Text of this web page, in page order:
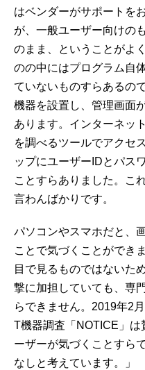
はベンダーがサポートを
が、一般ユーザー向けの
のまま、ということがよ
のの中にはプログラム自
ていないものすらあるの
機器を設置し、管理画面
あります。インターネッ
を調べるツールでアクセ
ップにユーザーIDとパス
ことすらありました。こ
言わんばかりです。
パソコンやスマホだと、
ことで気づくことができ
目で見るものではないた
撃に加担していても、専
らできません。2019年2
T機器調査「NOTICE」
ーザーが気づくことすら
なしと考えています。」